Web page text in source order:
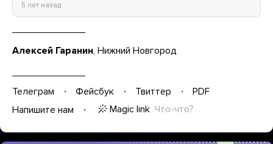
5 лет назад
Алексей Гаранин, Нижний Новгород
Телеграм Фейсбук Твиттер
PDF
Напишите нам
Magic link Что-что?